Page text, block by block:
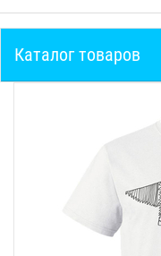
Каталог товаров